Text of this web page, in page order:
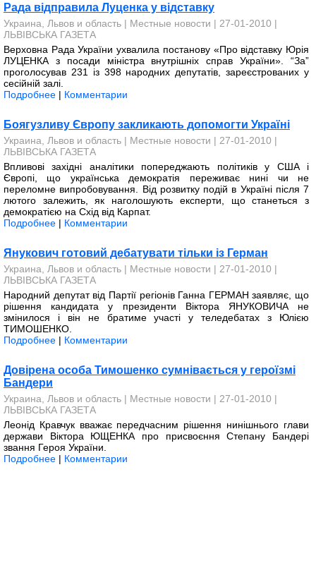
Рада відправила Луценка у відставку
Украина, Львов и область | Местные новости | 27-01-2010 |
ЛЬВІВСЬКА ГАЗЕТА
Верховна Рада України ухвалила постанову «Про відставку Юрія
ЛУЦЕНКА з посади міністра внутрішніх справ України». “За”
проголосував 231 із 398 народних депутатів, зареєстрованих у
сесійній залі.
Подробнее | Комментарии
Боягузливу Європу закликають допомогти Україні
Украина, Львов и область | Местные новости | 27-01-2010 |
ЛЬВІВСЬКА ГАЗЕТА
Впливові західні аналітики попереджають політиків у США і
Європі, що українська демократія переживає нині чи не
переломне випробовування. Від розвитку подій в Україні після 7
лютого залежить, як наголошують експерти, що станеться з
демократією на Схід від Карпат.
Подробнее | Комментарии
Янукович готовий дебатувати тільки із Герман
Украина, Львов и область | Местные новости | 27-01-2010 |
ЛЬВІВСЬКА ГАЗЕТА
Народний депутат від Партії регіонів Ганна ГЕРМАН заявляє, що
рішення кандидата у президенти Віктора ЯНУКОВИЧА не
змінилося і він не братиме участі у теледебатах з Юлією
ТИМОШЕНКО.
Подробнее | Комментарии
Довірена особа Тимошенко сумнівається у героїзмі
Бандери
Украина, Львов и область | Местные новости | 27-01-2010 |
ЛЬВІВСЬКА ГАЗЕТА
Леонід Кравчук вважає передчасним рішення нинішнього глави
держави Віктора ЮЩЕНКА про присвоєння Степану Бандері
звання Героя України.
Подробнее | Комментарии